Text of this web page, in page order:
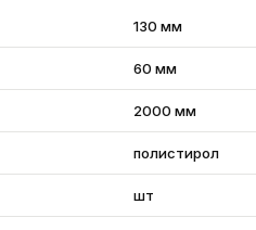
130 мм
60 мм
2000 мм
полистирол
шт